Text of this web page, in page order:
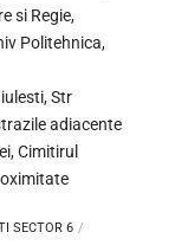
si Regie,
Politehnica,
Str
adiacente
Cimitirul
SECTOR 6